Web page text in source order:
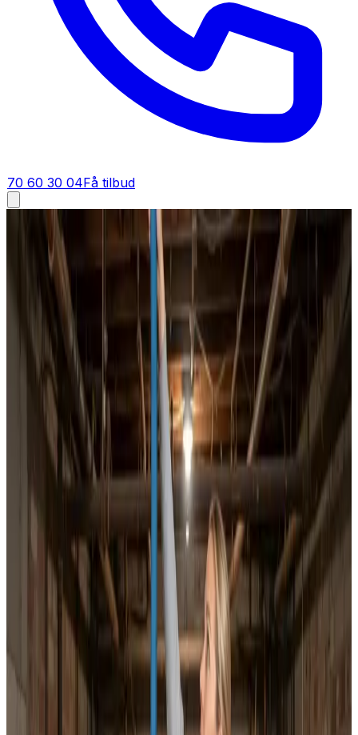
70 60 30 04Få tilbud
Ventilationsrens i Dianalund
Ventilationsrens i Dianalund
Vi renser ventilationsanlæg fra bund til top i Dianalund.
Tilstoppede kanaler, snavsede ventiler og fyldte filtre
fjernes grundigt, så du får frisk, filtreret luft og et anlæg,
der yder optimalt igen.
Dokumenteret ventilationsrens